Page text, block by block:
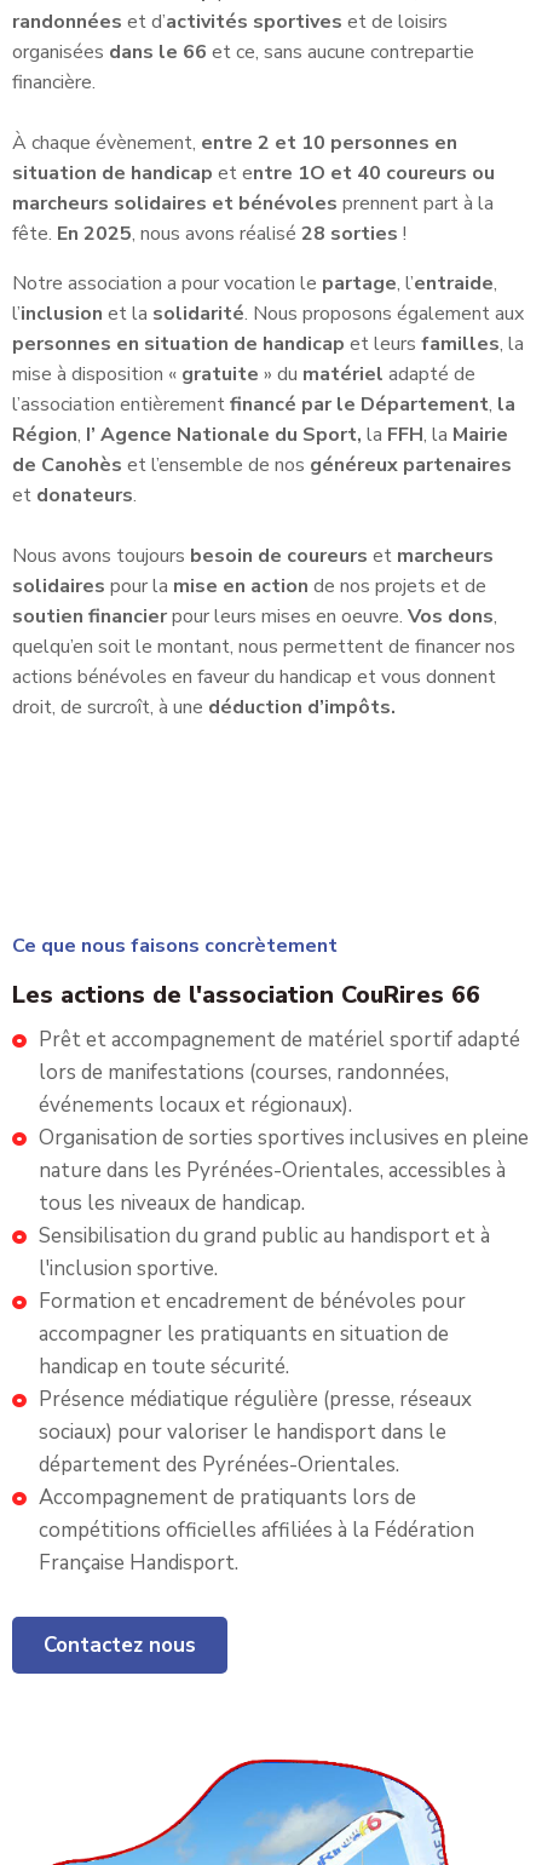
randonnées et d’activités sportives et de loisirs
organisées dans le 66 et ce, sans aucune contrepartie
financière.
À chaque évènement, entre 2 et 10 personnes en
situation de handicap et entre 1O et 40 coureurs ou
marcheurs solidaires et bénévoles prennent part à la
fête. En 2025, nous avons réalisé 28 sorties !
Notre association a pour vocation le partage, l’entraide,
l’inclusion et la solidarité. Nous proposons également aux
personnes en situation de handicap et leurs familles, la
mise à disposition « gratuite » du matériel adapté de
l’association entièrementfinancé par le Département, la
Région, I’ Agence Nationale du Sport, la FFH, la Mairie
de Canohès et l’ensemble de nos généreux partenaires
et donateurs.
Nous avons toujours besoin de coureurs et marcheurs
solidaires pour la mise en action de nos projets et de
soutien financierpour leurs mises en oeuvre. Vos dons,
quelqu’en soit le montant, nous permettent de financer nos
actions bénévoles en faveur du handicap et vous donnent
droit, de surcroît, à une déduction d’impôts.
Ce que nous faisons concrètement
Les actions de l'association CouRires 66
Prêt et accompagnement de matériel sportif adapté
lors de manifestations (courses, randonnées,
événements locaux et régionaux).
Organisation de sorties sportives inclusives en pleine
nature dans les Pyrénées-Orientales, accessibles à
tous les niveaux de handicap.
Sensibilisation du grand public au handisport et à
l'inclusion sportive.
Formation et encadrement de bénévoles pour
accompagner les pratiquants en situation de
handicap en toute sécurité.
Présence médiatique régulière (presse, réseaux
sociaux) pour valoriser le handisport dans le
département des Pyrénées-Orientales.
Accompagnement de pratiquants lors de
compétitions officielles affiliées à la Fédération
Française Handisport.
Contactez nous